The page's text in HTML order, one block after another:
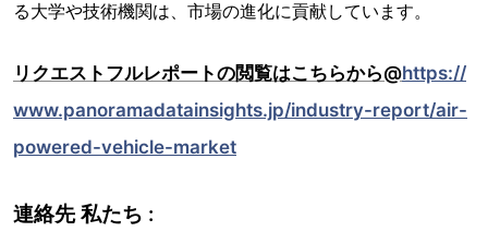
る大学や技術機関は、市場の進化に貢献しています。
リクエストフルレポートの閲覧はこちらから@https://
www.panoramadatainsights.jp/industry-report/air-
powered-vehicle-market
連絡先 私たち :